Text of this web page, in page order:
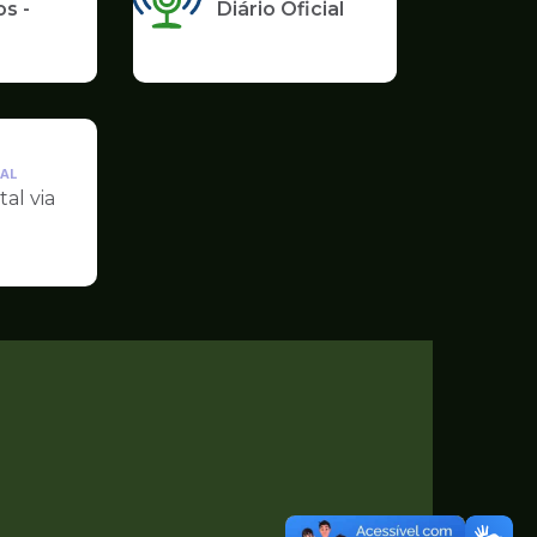
-
Diário Oficial
via